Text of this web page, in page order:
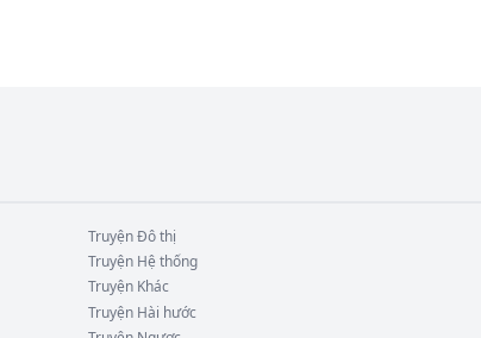
TruyệnĐô thị
Truyện Hệ thống
Truyện Khác
Truyện Hài hước